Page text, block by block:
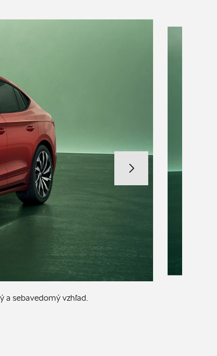
a sebavedomý vzhľad.